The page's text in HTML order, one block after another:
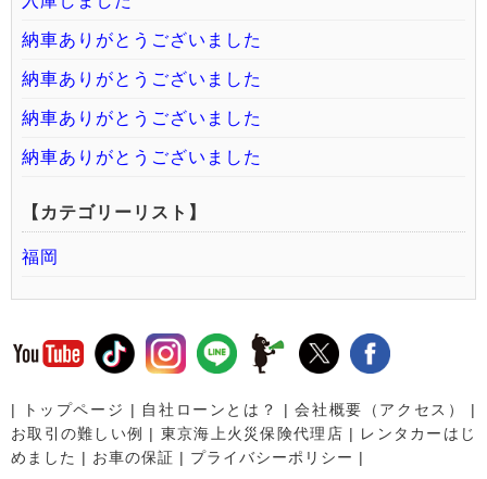
納車ありがとうございました
納車ありがとうございました
納車ありがとうございました
納車ありがとうございました
【カテゴリーリスト】
福岡
| トップページ | 自社ローンとは？ |会社概要（アクセス）
|
お取引の難しい例
| 東京海上火災保険代理店 | レンタカーはじ
めました | お車の保証 | プライバシーポリシー |